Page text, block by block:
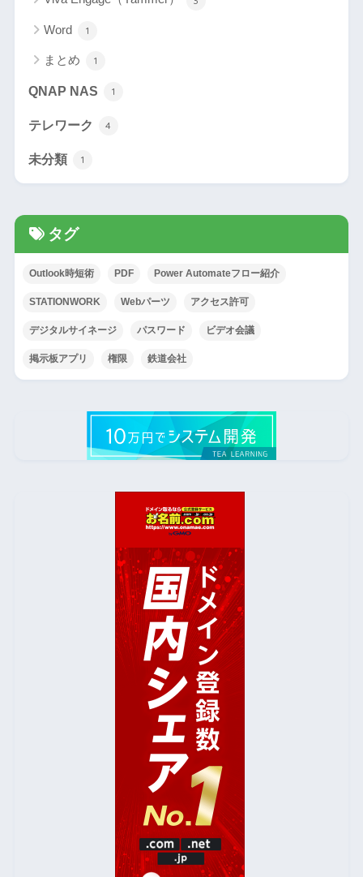
Word 1
まとめ 1
QNAP NAS 1
テレワーク 4
未分類 1
タグ
Outlook時短術 PDF Power Automateフロー紹介
STATIONWORK Webパーツ アクセス許可
デジタルサイネージ パスワード ビデオ会議
掲示板アプリ 権限 鉄道会社